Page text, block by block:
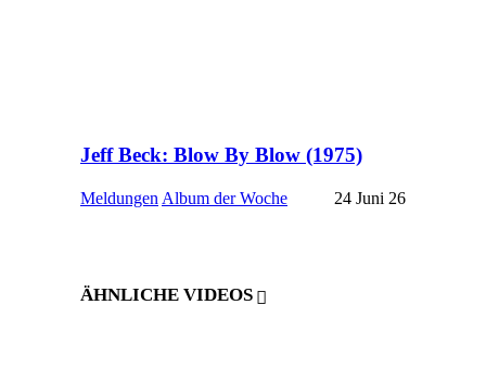
Jeff Beck: Blow By Blow (1975)
Meldungen Album der Woche 24 Juni 26
ÄHNLICHE VIDEOS